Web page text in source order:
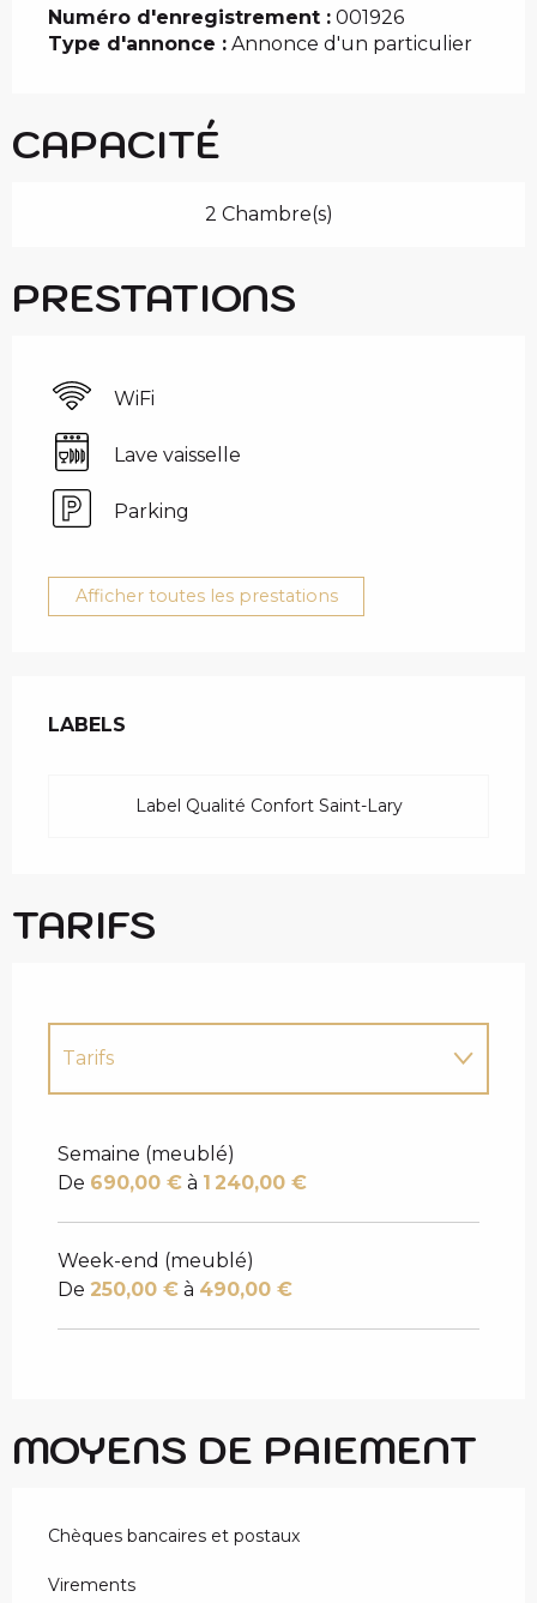
Numéro d'enregistrement : 001926
Type d'annonce : Annonce d'un particulier
CAPACITÉ
2 Chambre(s)
PRESTATIONS
WiFi
Lave vaisselle
Parking
Afficher toutes les prestations
LABELS
LABELS
Label Qualité Confort Saint-Lary
TARIFS
Tarifs
Semaine (meublé)
De 690,00 € à 1 240,00 €
Week-end (meublé)
De 250,00 € à 490,00 €
MOYENS DE PAIEMENT
Chèques bancaires et postaux
Virements